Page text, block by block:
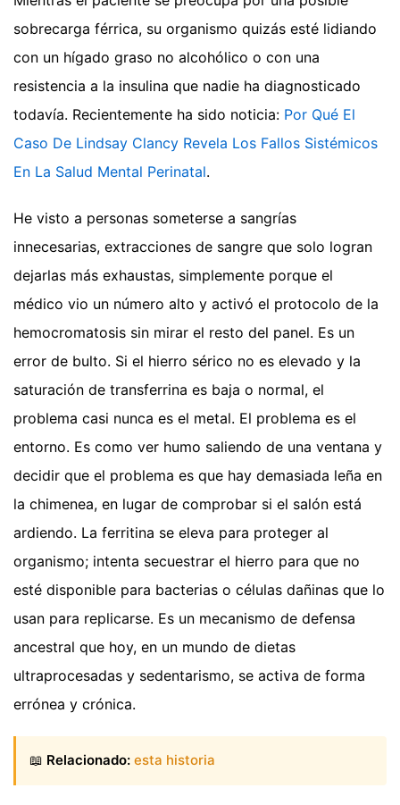
sobrecarga férrica, su organismo quizás esté lidiando
con un hígado graso no alcohólico o con una
resistencia a la insulina que nadie ha diagnosticado
todavía. Recientemente ha sido noticia: Por Qué El
Caso De Lindsay Clancy Revela Los Fallos Sistémicos
En La Salud Mental Perinatal.
He visto a personas someterse a sangrías
innecesarias, extracciones de sangre que solo logran
dejarlas más exhaustas, simplemente porque el
médico vio un número alto y activó el protocolo de la
hemocromatosis sin mirar el resto del panel. Es un
error de bulto. Si el hierro sérico no es elevado y la
saturación de transferrina es baja o normal, el
problema casi nunca es el metal. El problema es el
entorno. Es como ver humo saliendo de una ventana y
decidir que el problema es que hay demasiada leña en
la chimenea, en lugar de comprobar si el salón está
ardiendo. La ferritina se eleva para proteger al
organismo; intenta secuestrar el hierro para que no
esté disponible para bacterias o células dañinas que lo
usan para replicarse. Es un mecanismo de defensa
ancestral que hoy, en un mundo de dietas
ultraprocesadas y sedentarismo, se activa de forma
errónea y crónica.
📖 Relacionado: esta historia